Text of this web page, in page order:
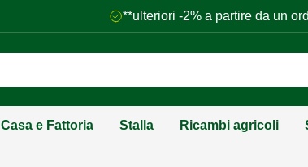
**ulteriori -2% a partire da un
Casa e Fattoria Stalla Ricambi agricoli